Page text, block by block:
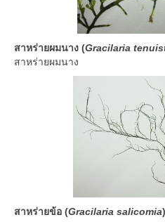
สาหร่ายผมนาง (Gracilaria
สาหร่ายผมนาง
สาหร่ายข้อ (Gracilaria salicomia)